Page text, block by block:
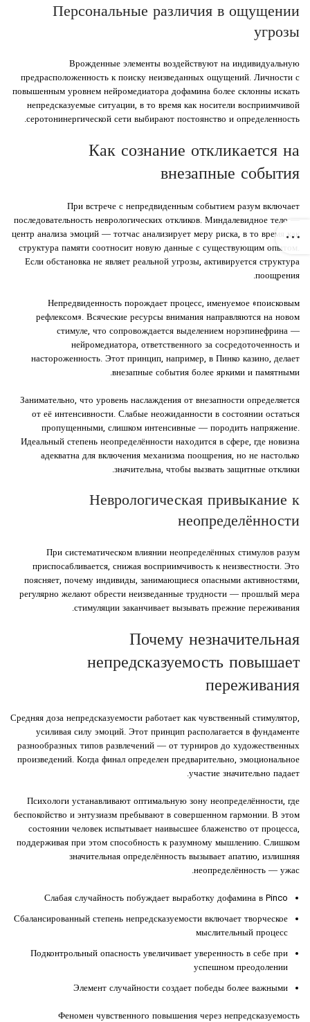
Персональные различия в ощущении
угрозы
Врожденные элементы воздействуют на индивидуальную
предрасположенность к поиску неизведанных ощущений. Личности с
повышенным уровнем нейромедиатора дофамина более склонны искать
непредсказуемые ситуации, в то время как носители восприимчивой
серотонинергической сети выбирают постоянство и определенность.
Как сознание откликается на
внезапные события
При встрече с непредвиденным событием разум включает
последовательность неврологических откликов. Миндалевидное тело —
центр анализа эмоций — тотчас анализирует меру риска, в то время как
структура памяти соотносит новую данные с существующим опытом.
Если обстановка не являет реальной угрозы, активируется структура
поощрения.
Непредвиденность порождает процесс, именуемое «поисковым
рефлексом». Всяческие ресурсы внимания направляются на новом
стимуле, что сопровождается выделением норэпинефрина —
нейромедиатора, ответственного за сосредоточенность и
настороженность. Этот принцип, например, в Пинко казино, делает
внезапные события более яркими и памятными.
Занимательно, что уровень наслаждения от внезапности определяется
от её интенсивности. Слабые неожиданности в состоянии остаться
пропущенными, слишком интенсивные — породить напряжение.
Идеальный степень неопределённости находится в сфере, где новизна
адекватна для включения механизма поощрения, но не настолько
значительна, чтобы вызвать защитные отклики.
Неврологическая привыкание к
неопределённости
При систематическом влиянии неопределённых стимулов разум
приспосабливается, снижая восприимчивость к неизвестности. Это
поясняет, почему индивиды, занимающиеся опасными активностями,
регулярно желают обрести неизведанные трудности — прошлый мера
стимуляции заканчивает вызывать прежние переживания.
Почему незначительная
непредсказуемость повышает
переживания
Средняя доза непредсказуемости работает как чувственный стимулятор,
усиливая силу эмоций. Этот принцип располагается в фундаменте
разнообразных типов развлечений — от турниров до художественных
произведений. Когда финал определен предварительно, эмоциональное
участие значительно падает.
Психологи устанавливают оптимальную зону неопределённости, где
беспокойство и энтузиазм пребывают в совершенном гармонии. В этом
состоянии человек испытывает наивысшее блаженство от процесса,
поддерживая при этом способность к разумному мышлению. Слишком
значительная определённость вызывает апатию, излишняя
неопределённость — ужас.
Слабая случайность побуждает выработку дофамина в Pinco
Сбалансированный степень непредсказуемости включает творческое
мыслительный процесс
Подконтрольный опасность увеличивает уверенность в себе при
успешном преодолении
Элемент случайности создает победы более важными
Феномен чувственного повышения через непредсказуемость